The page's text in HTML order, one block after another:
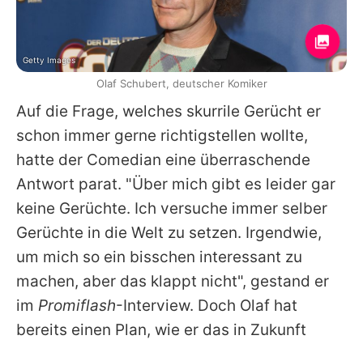
Auf die Frage, welches skurrile Gerücht er
schon immer gerne richtigstellen wollte,
hatte der Comedian eine überraschende
Antwort parat. "Über mich gibt es leider gar
keine Gerüchte. Ich versuche immer selber
Gerüchte in die Welt zu setzen. Irgendwie,
um mich so ein bisschen interessant zu
machen, aber das klappt nicht", gestand er
im Promiflash-Interview. Doch Olaf hat
bereits einen Plan, wie er das in Zukunft
Getty Images
Olaf Schubert, deutscher Komiker